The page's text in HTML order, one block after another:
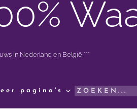
in Nederland en België ***
pagina's